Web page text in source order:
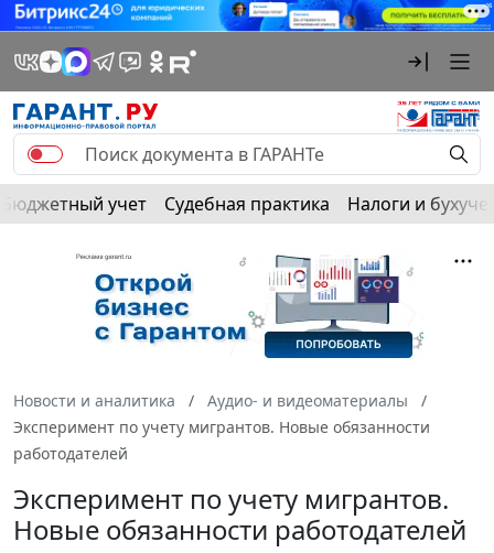
Бюджетный учет Судебная практика Налоги и
Новости и аналитика
Аудио- и видеоматериалы
Эксперимент по учету мигрантов. Новые обязанности
работодателей
Эксперимент по учету мигрантов.
Новые обязанности работодателей